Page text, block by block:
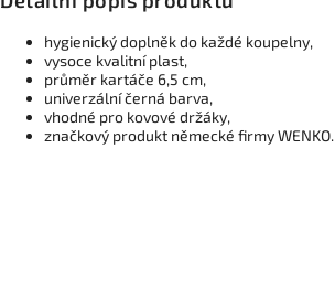
hygienický doplněk do každé koupelny,
vysoce kvalitní plast,
průměr kartáče 6,5 cm,
univerzální černá barva,
vhodné pro kovové držáky,
značkový produkt německé firmy WENKO.